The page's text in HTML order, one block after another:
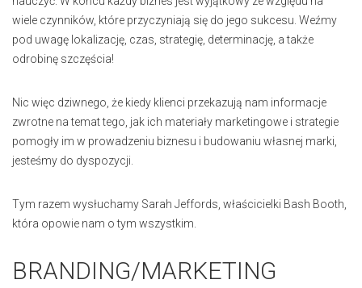
wiele czynników, które przyczyniają się do jego sukcesu. Weźmy
pod uwagę lokalizację, czas, strategię, determinację, a także
odrobinę szczęścia!
Nic więc dziwnego, że kiedy klienci przekazują nam informacje
zwrotne na temat tego, jak ich materiały marketingowe i strategie
pomogły im w prowadzeniu biznesu i budowaniu własnej marki,
jesteśmy do dyspozycji.
Tym razem wysłuchamy Sarah Jeffords, właścicielki Bash Booth,
która opowie nam o tym wszystkim.
BRANDING/MARKETING